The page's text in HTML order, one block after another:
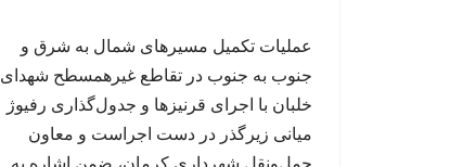
عملیات تکمیل مسیرهای شمال به شرق و
جنوب به جنوب در تقاطع غیرهمسطح شهدای
خلبان با اجرای قرنیزها و جدول‌گذاری رفیوژ
میانی زیرگذر در دست اجراست و معاون
حمل‌ونقل شهرداری کرمان، ضمن اشاره به